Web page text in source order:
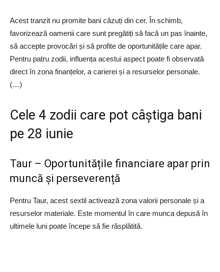
Acest tranzit nu promite bani căzuți din cer. În schimb,
favorizează oamenii care sunt pregătiți să facă un pas înainte,
să accepte provocări și să profite de oportunitățile care apar.
Pentru patru zodii, influența acestui aspect poate fi observată
direct în zona finanțelor, a carierei și a resurselor personale.
(…)
Cele 4 zodii care pot câștiga bani
pe 28 iunie
Taur – Oportunitățile financiare apar prin
muncă și perseverență
Pentru Taur, acest sextil activează zona valorii personale și a
resurselor materiale. Este momentul în care munca depusă în
ultimele luni poate începe să fie răsplătită.